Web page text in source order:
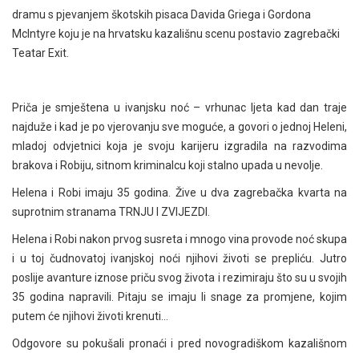
dramu s pjevanjem škotskih pisaca Davida Griega i Gordona
McIntyre koju je na hrvatsku kazališnu scenu postavio zagrebački
Teatar Exit.
Priča je smještena u ivanjsku noć – vrhunac ljeta kad dan traje
najduže i kad je po vjerovanju sve moguće, a govori o jednoj Heleni,
mladoj odvjetnici koja je svoju karijeru izgradila na razvodima
brakova i Robiju, sitnom kriminalcu koji stalno upada u nevolje.
Helena i Robi imaju 35 godina. Žive u dva zagrebačka kvarta na
suprotnim stranama TRNJU I ZVIJEZDI.
Helena i Robi nakon prvog susreta i mnogo vina provode noć skupa
i u toj čudnovatoj ivanjskoj noći njihovi životi se prepliću. Jutro
poslije avanture iznose priču svog života i rezimiraju što su u svojih
35 godina napravili. Pitaju se imaju li snage za promjene, kojim
putem će njihovi životi krenuti…
Odgovore su pokušali pronaći i pred novogradiškom kazališnom